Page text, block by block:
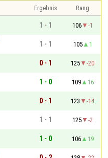
Ergebnis
Rang
1 - 1 106
-1
1 - 1 105
1
0 - 1 125
-20
1 - 0 109
16
0 - 1 123
-14
1 - 1 125
-2
1 - 0 106
19